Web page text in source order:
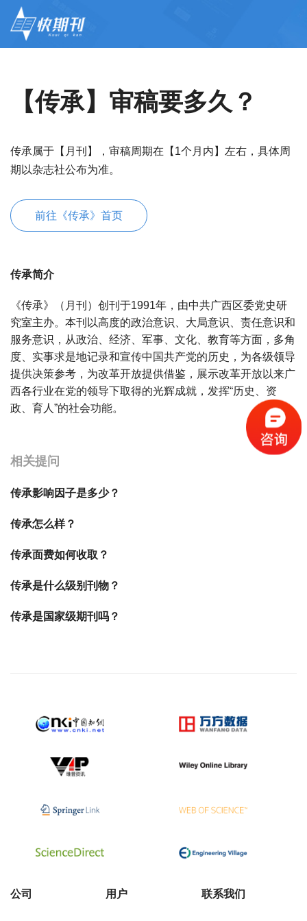
【传承】审稿要多久？
传承属于【月刊】，审稿周期在【1个月内】左右，具体周
期以杂志社公布为准。
前往《传承》首页
传承简介
《传承》（月刊）创刊于1991年，由中共广西区委党史研
究室主办。本刊以高度的政治意识、大局意识、责任意识和
服务意识，从政治、经济、军事、文化、教育等方面，多角
度、实事求是地记录和宣传中国共产党的历史，为各级领导
提供决策参考，为改革开放提供借鉴，展示改革开放以来广
西各行业在党的领导下取得的光辉成就，发挥“历史、资
政、育人”的社会功能。
相关提问
传承影响因子是多少？
传承怎么样？
传承面费如何收取？
传承是什么级别刊物？
传承是国家级期刊吗？
公司 用户 联系我们